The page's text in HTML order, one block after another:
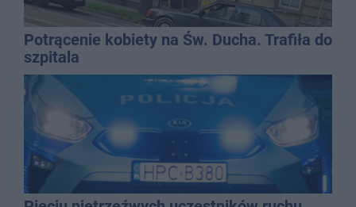
Potrącenie kobiety na Św. Ducha. Trafiła do
szpitala